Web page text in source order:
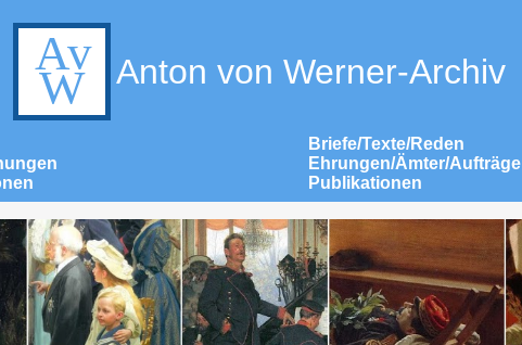
Anton von Werner-Archiv
Briefe/Texte/Reden
Ehrungen/Ämter/Aufträge
Publikationen